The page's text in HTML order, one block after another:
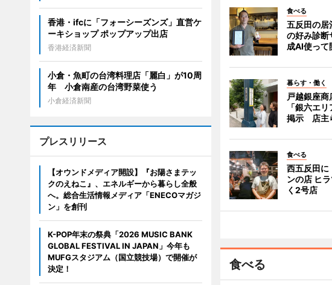
食べる
五反田の居
の好み診
成AI使って
暮らす・働く
戸越銀座
「銀六エ
掲示 店主
食べる
西五反田に
ンの店 ヒ
く2号店
食べる
香港・ifcに「フォーシーズンズ」直営ケ
ーキショップ ポップアップ出店
香港経済新聞
小倉・魚町の台湾料理店「麗白」が10周
年 小倉南産の台湾野菜使う
小倉経済新聞
プレスリリース
【オウンドメディア開設】『お陽さまテッ
クのえねこ』、エネルギーから暮らし全般
へ。総合生活情報メディア「ENECOマガジ
ン」を創刊
K-POP年末の祭典「2026 MUSIC BANK
GLOBAL FESTIVAL IN JAPAN」今年も
MUFGスタジアム（国立競技場）で開催が
決定！